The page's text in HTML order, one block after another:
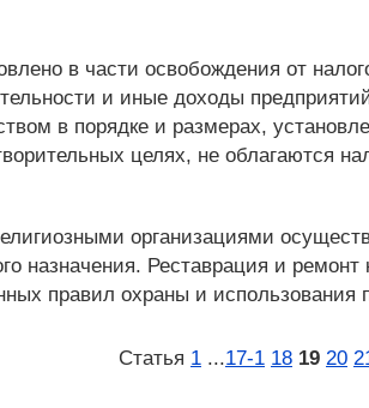
в части освобождения от
и иные доходы
в порядке и размерах,
целях, не облагаются
организациями
назначения. Реставрация и
правил охраны и использования
Статья 1 ...17‑1 18 19 20